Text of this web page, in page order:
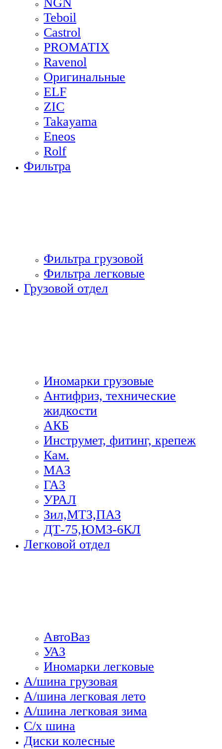
Teboil
Castrol
PROMATIX
Ravenol
Оригинальные
ELF
ZIC
Takayama
Eneos
Rolf
Фильтра
Фильтра грузовой
Фильтра легковые
Грузовой отдел
Иномарки грузовые
Антифриз, технические
жидкости
АКБ
Инструмет, фитинг, крепеж
Кам.
МАЗ
ГА3
УРАЛ
Зил,МТЗ,ПАЗ
ДТ-75,ЮМЗ-6КЛ
Легковой отдел
АвтоВаз
УАЗ
Иномарки легковые
А/шина грузовая
А/шина легковая лето
А/шина легковая зима
С/х шина
Диски колесные